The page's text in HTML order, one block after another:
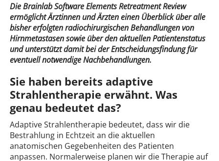
Die Brainlab Software Elements Retreatment Review
ermöglicht Ärztinnen und Ärzten einen Überblick über alle
bisher erfolgten radiochirurgischen Behandlungen von
Hirnmetastasen sowie über den aktuellen Patientenstatus
und unterstützt damit bei der Entscheidungsfindung für
eventuell notwendige Nachbehandlungen.
Sie haben bereits adaptive
Strahlentherapie erwähnt. Was
genau bedeutet das?
Adaptive Strahlentherapie bedeutet, dass wir die
Bestrahlung in Echtzeit an die aktuellen
anatomischen Gegebenheiten des Patienten
anpassen. Normalerweise planen wir die Therapie auf